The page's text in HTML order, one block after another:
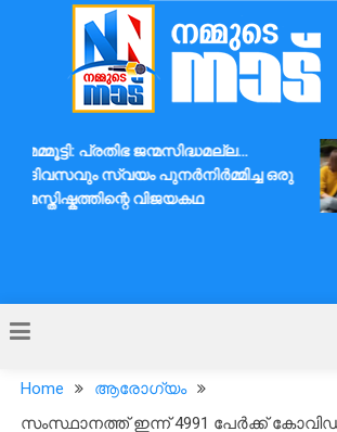
മമ്മൂട്ടി: പ്രതിഭ ജന്മസിദ്ധമല്ല…
ദിവസവും സ്വയം പുനർനിർമ്മിച്ച ഒരു
മസ്തിഷ്കത്തിന്റെ വിജയകഥ
Home
ആരോഗ്യം
സംസ്ഥാനത്ത് ഇന്ന് 4991 പേര്‍ക്ക്